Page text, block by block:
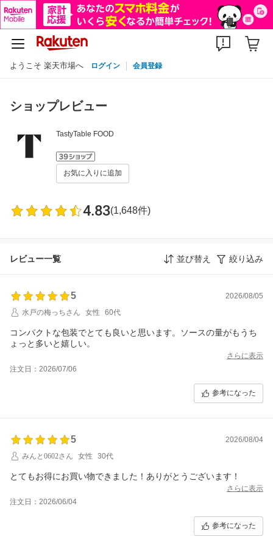
ようこそ 楽天市場へ ログイン 会員登録
ショップレビュー
TastyTable FOOD
お気に入りに追加
4.83(1,648件)
レビュー一覧 並び替え 絞り込み
5
2026/08/05
水戸の梅っちさん
女性 60代
コンパクトな包装でとても良いと思います。ソースの量がもうち
ょっと多いと嬉しい。
さらに表示
注文日：2026/07/06
参考になった
5
2026/08/04
みんと0602さん
女性 30代
とてもお得にお買い物できました！ありがとうございます！
さらに表示
注文日：2026/06/04
参考になった